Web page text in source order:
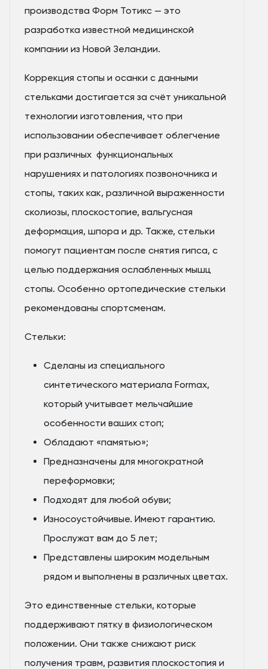
производства Форм Тотикс — это
разработка известной медицинской
компании из Новой Зеландии.
Коррекция стопы и осанки с данными
стельками достигается за счёт уникальной
технологии изготовления, что при
использовании обеспечивает облегчение
при различных функциональных
нарушениях и патологиях позвоночника и
стопы, таких как, различной выраженности
сколиозы, плоскостопие, вальгусная
деформация, шпора и др. Также, стельки
помогут пациентам после снятия гипса, с
целью поддержания ослабленных мышц
стопы. Особенно ортопедические стельки
рекомендованы спортсменам.
Стельки:
Сделаны из специального
синтетического материала Formax,
который учитывает мельчайшие
особенности ваших стоп;
Обладают «памятью»;
Предназначены для многократной
переформовки;
Подходят для любой обуви;
Износоустойчивые. Имеют гарантию.
Прослужат вам до 5 лет;
Представлены широким модельным
рядом и выполнены в различных цветах.
Это единственные стельки, которые
поддерживают пятку в физиологическом
положении. Они также снижают риск
получения травм, развития плоскостопия и